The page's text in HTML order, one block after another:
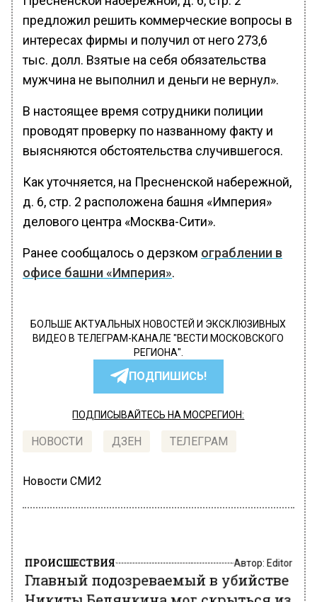
предложил решить коммерческие вопросы в
интересах фирмы и получил от него 273,6
тыс. долл. Взятые на себя обязательства
мужчина не выполнил и деньги не вернул».
В настоящее время сотрудники полиции
проводят проверку по названному факту и
выясняются обстоятельства случившегося.
Как уточняется, на Пресненской набережной,
д. 6, стр. 2 расположена башня «Империя»
делового центра «Москва-Сити».
Ранее сообщалось о дерзком ограблении в
офисе башни «Империя».
БОЛЬШЕ АКТУАЛЬНЫХ НОВОСТЕЙ И ЭКСКЛЮЗИВНЫХ
ВИДЕО В ТЕЛЕГРАМ-КАНАЛЕ "ВЕСТИ МОСКОВСКОГО
РЕГИОНА".
ПОДПИШИСЬ!
ПОДПИСЫВАЙТЕСЬ НА МОСРЕГИОН:
НОВОСТИ ДЗЕН ТЕЛЕГРАМ
Новости СМИ2
Главный подозреваемый в убийстве
Никиты Белянкина мог скрыться из